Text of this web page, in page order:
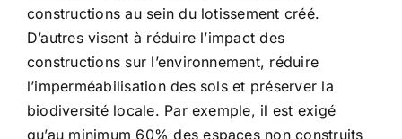
constructions au sein du lotissement créé.
D’autres visent à réduire l’impact des
constructions sur l’environnement, réduire
l’imperméabilisation des sols et préserver la
biodiversité locale. Par exemple, il est exigé
qu’au minimum 60% des espaces non construits